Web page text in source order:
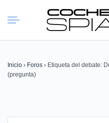
Buscar:
Inicio › Foros › Etiqueta del debate:
(pregunta)